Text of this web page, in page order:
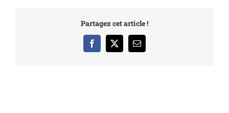
Partagez cet article !
Facebook
X Email